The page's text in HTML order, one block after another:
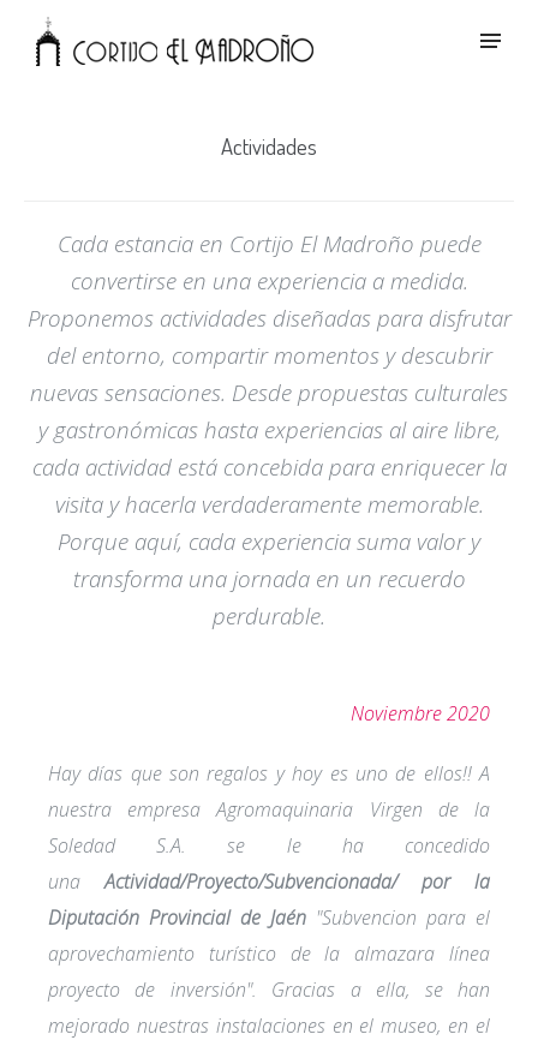
Actividades
Cada estancia en Cortijo El Madroño puede
convertirse en una experiencia a medida.
Proponemos actividades diseñadas para disfrutar
del entorno, compartir momentos y descubrir
nuevas sensaciones. Desde propuestas culturales
y gastronómicas hasta experiencias al aire libre,
cada actividad está concebida para enriquecer la
visita y hacerla verdaderamente memorable.
Porque aquí, cada experiencia suma valor y
transforma una jornada en un recuerdo
perdurable.
Noviembre 2020
Hay días que son regalos y hoy es uno de ellos!! A
nuestra empresa Agromaquinaria Virgen de la
Soledad S.A. se le ha concedido
unaActividad/Proyecto/Subvencionada/ por la
Diputación Provincial de Jaén "Subvencion para el
aprovechamiento turístico de la almazara línea
proyecto de inversión". Gracias a ella, se han
mejorado nuestras instalaciones en el museo, en el